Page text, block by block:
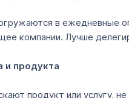
в ежедневные
компании. Лучше
и продукта
продукт или услугу,